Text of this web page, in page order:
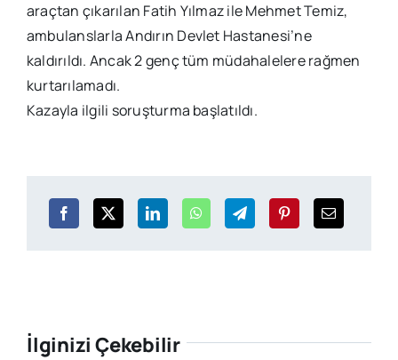
araçtan çıkarılan Fatih Yılmaz ile Mehmet Temiz,
ambulanslarla Andırın Devlet Hastanesi’ne
kaldırıldı. Ancak 2 genç tüm müdahalelere rağmen
kurtarılamadı.
Kazayla ilgili soruşturma başlatıldı.
İlginizi Çekebilir